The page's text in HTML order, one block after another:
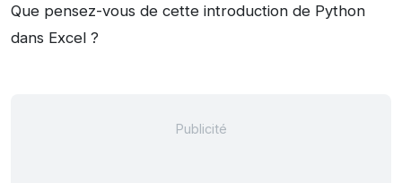
Que pensez-vous de cette introduction de Python
dans Excel ?